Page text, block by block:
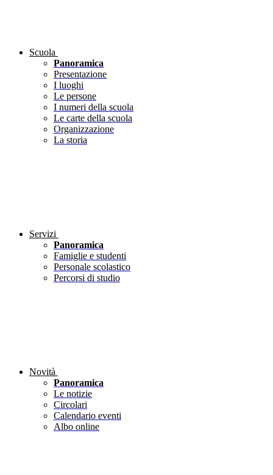
Scuola
Panoramica
Presentazione
I luoghi
Le persone
I numeri della scuola
Le carte della scuola
Organizzazione
La storia
Servizi
Panoramica
Famiglie e studenti
Personale scolastico
Percorsi di studio
Novità
Panoramica
Le notizie
Circolari
Calendario eventi
Albo online